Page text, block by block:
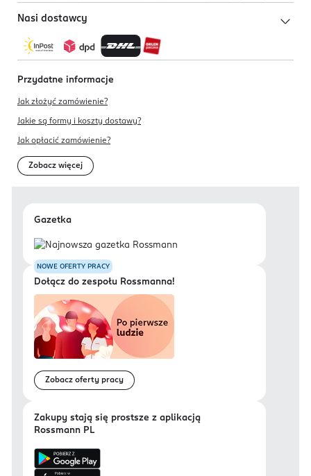
Nasi dostawcy
Przydatne informacje
Jak złożyć zamówienie?
Jakie są formy i koszty dostawy?
Jak opłacić zamówienie?
Zobacz więcej
Gazetka
NOWE OFERTY PRACY
Dołącz do zespołu Rossmanna!
Zobacz oferty pracy
Zakupy stają się prostsze z aplikacją
Rossmann PL